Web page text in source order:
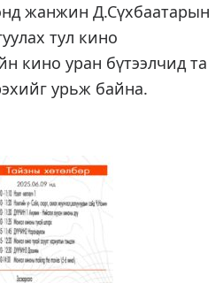
жанжин Д.Сүхбаатарын
тул кино
кино уран бүтээлчид та
урьж байна.